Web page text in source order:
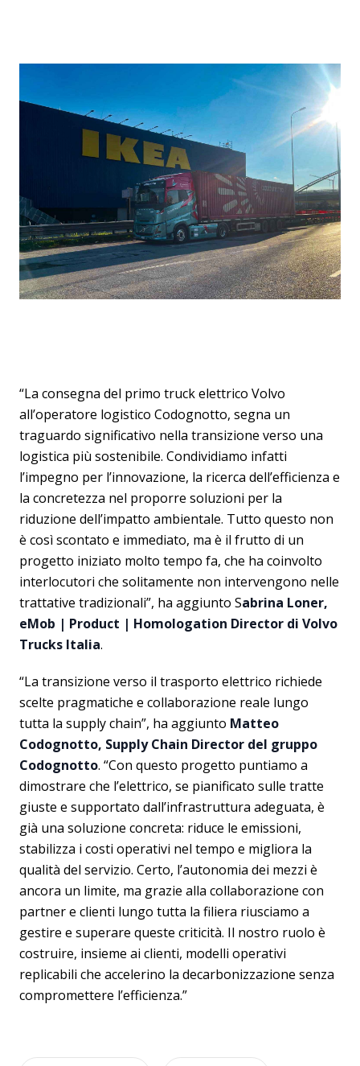
“La consegna del primo truck elettrico Volvo
all’operatore logistico Codognotto, segna un
traguardo significativo nella transizione verso una
logistica più sostenibile. Condividiamo infatti
l’impegno per l’innovazione, la ricerca dell’efficienza e
la concretezza nel proporre soluzioni per la
riduzione dell’impatto ambientale. Tutto questo non
è così scontato e immediato, ma è il frutto di un
progetto iniziato molto tempo fa, che ha coinvolto
interlocutori che solitamente non intervengono nelle
trattative tradizionali”, ha aggiunto Sabrina Loner,
eMob | Product | Homologation Director di Volvo
Trucks Italia.
“La transizione verso il trasporto elettrico richiede
scelte pragmatiche e collaborazione reale lungo
tutta la supply chain”, ha aggiunto Matteo
Codognotto, Supply Chain Director del gruppo
Codognotto. “Con questo progetto puntiamo a
dimostrare che l’elettrico, se pianificato sulle tratte
giuste e supportato dall’infrastruttura adeguata, è
già una soluzione concreta: riduce le emissioni,
stabilizza i costi operativi nel tempo e migliora la
qualità del servizio. Certo, l’autonomia dei mezzi è
ancora un limite, ma grazie alla collaborazione con
partner e clienti lungo tutta la filiera riusciamo a
gestire e superare queste criticità. Il nostro ruolo è
costruire, insieme ai clienti, modelli operativi
replicabili che accelerino la decarbonizzazione senza
compromettere l’efficienza.”